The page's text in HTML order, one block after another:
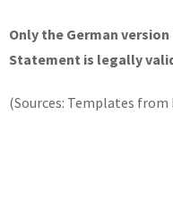
Only the German
Statement is legally
(Sources: Templates from